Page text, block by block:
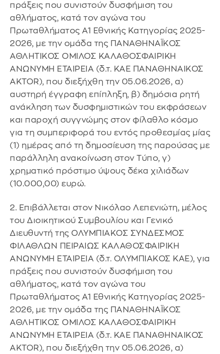
πράξεις που συνιστούν δυσφήμιση του
αθλήματος, κατά τον αγώνα του
Πρωταθλήματος Α1 Εθνικής Κατηγορίας 2025-
2026, με την ομάδα της ΠΑΝΑΘΗΝΑΪΚΟΣ
ΑΘΛΗΤΙΚΟΣ ΟΜΙΛΟΣ ΚΑΛΑΘΟΣΦΑΙΡΙΚΗ
ΑΝΩΝΥΜΗ ΕΤΑΙΡΕΙΑ (δ.τ. ΚΑΕ ΠΑΝΑΘΗΝΑΙΚΟΣ
AKTOR), που διεξήχθη την 05.06.2026, α)
αυστηρή έγγραφη επίπληξη, β) δημόσια ρητή
ανάκληση των δυσφημιστικών του εκφράσεων
και παροχή συγγνώμης στον φίλαθλο κόσμο
για τη συμπεριφορά του εντός προθεσμίας μίας
(1) ημέρας από τη δημοσίευση της παρούσας με
παράλληλη ανακοίνωση στον Τύπο, γ)
χρηματικό πρόστιμο ύψους δέκα χιλιάδων
(10.000,00) ευρώ.
2. Επιβάλλεται στον Νικόλαο Λεπενιώτη, μέλος
του Διοικητικού Συμβουλίου και Γενικό
Διευθυντή της ΟΛΥΜΠΙΑΚΟΣ ΣΥΝΔΕΣΜΟΣ
ΦΙΛΑΘΛΩΝ ΠΕΙΡΑΙΩΣ ΚΑΛΑΘΟΣΦΑΙΡΙΚΗ
ΑΝΩΝΥΜΗ ΕΤΑΙΡΕΙΑ (δ.τ. ΟΛΥΜΠΙΑΚΟΣ ΚΑΕ), για
πράξεις που συνιστούν δυσφήμιση του
αθλήματος, κατά τον αγώνα του
Πρωταθλήματος Α1 Εθνικής Κατηγορίας 2025-
2026, με την ομάδα της ΠΑΝΑΘΗΝΑΪΚΟΣ
ΑΘΛΗΤΙΚΟΣ ΟΜΙΛΟΣ ΚΑΛΑΘΟΣΦΑΙΡΙΚΗ
ΑΝΩΝΥΜΗ ΕΤΑΙΡΕΙΑ (δ.τ. ΚΑΕ ΠΑΝΑΘΗΝΑΙΚΟΣ
AKTOR), που διεξήχθη την 05.06.2026, α)